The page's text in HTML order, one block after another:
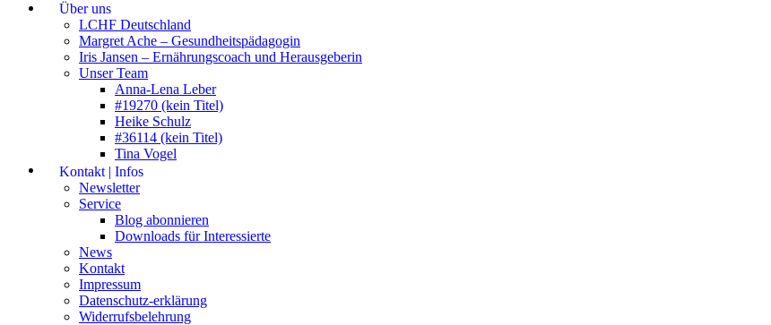
Über uns
LCHF Deutschland
Margret Ache – Gesundheitspädagogin
Iris Jansen – Ernährungscoach und Herausgeberin
Unser Team
Anna-Lena Leber
#19270 (kein Titel)
Heike Schulz
#36114 (kein Titel)
Tina Vogel
Kontakt | Infos
Newsletter
Service
Blog abonnieren
Downloads für Interessierte
News
Kontakt
Impressum
Datenschutz-erklärung
Widerrufsbelehrung